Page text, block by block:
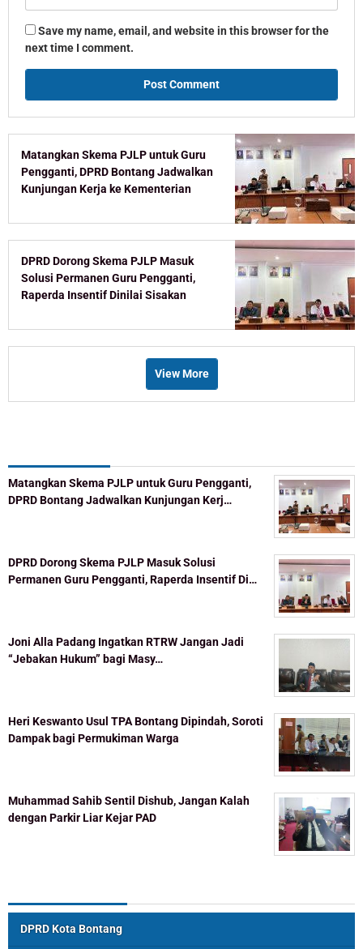
Save my name, email, and website in this browser for the
next time I comment.
Matangkan Skema PJLP untuk Guru
Pengganti, DPRD Bontang Jadwalkan
Kunjungan Kerja ke Kementerian
DPRD Dorong Skema PJLP Masuk
Solusi Permanen Guru Pengganti,
Raperda Insentif Dinilai Sisakan
View More
Matangkan Skema PJLP untuk Guru Pengganti,
DPRD Bontang Jadwalkan Kunjungan Kerj…
DPRD Dorong Skema PJLP Masuk Solusi
Permanen Guru Pengganti, Raperda Insentif Di…
Joni Alla Padang Ingatkan RTRW Jangan Jadi
“Jebakan Hukum” bagi Masy…
Heri Keswanto Usul TPA Bontang Dipindah, Soroti
Dampak bagi Permukiman Warga
Muhammad Sahib Sentil Dishub, Jangan Kalah
dengan Parkir Liar Kejar PAD
DPRD Kota Bontang